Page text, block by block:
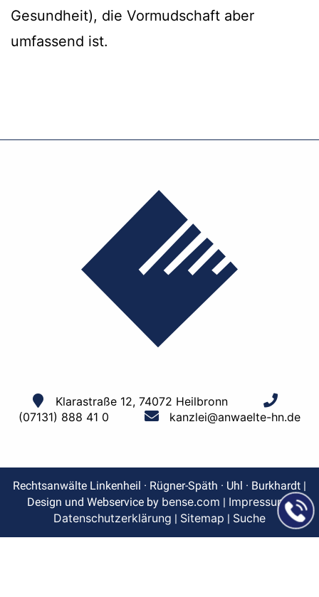
Gesundheit), die Vormudschaft aber
umfassend ist.
Klarastraße 12, 74072 Heilbronn
(07131) 888 41 0
kanzlei@anwaelte-hn.de
Rechtsanwälte Linkenheil · Rügner-Späth · Uhl · Burkhardt |
Design und Webservice by bense.com | Impressum|
Datenschutzerklärung | Sitemap | Suche